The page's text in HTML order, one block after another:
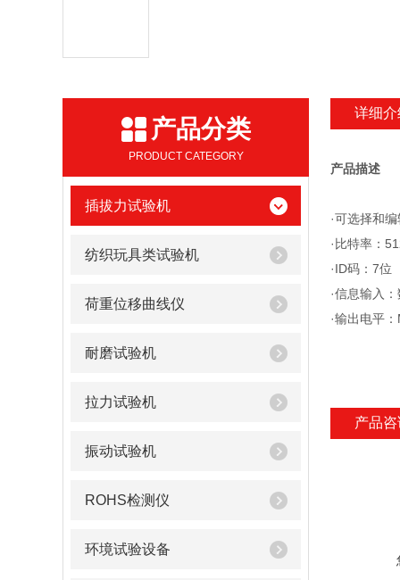
产品分类
PRODUCT CATEGORY
插拔力试验机
纺织玩具类试验机
荷重位移曲线仪
耐磨试验机
拉力试验机
振动试验机
ROHS检测仪
环境试验设备
详细介
产品描述
·可选择和
·比特率：
·ID码：7位
·信息输入
·输出电平
产品